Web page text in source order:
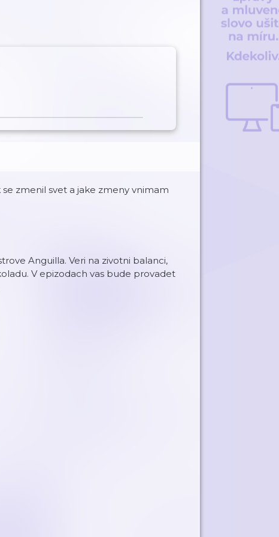
zmenil svet a jake zmeny vnimam
Anguilla. Veri na zivotni balanci,
V epizodach vas bude provadet